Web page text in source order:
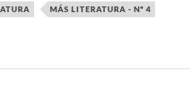
MÁS LITERATURA - Nº 4